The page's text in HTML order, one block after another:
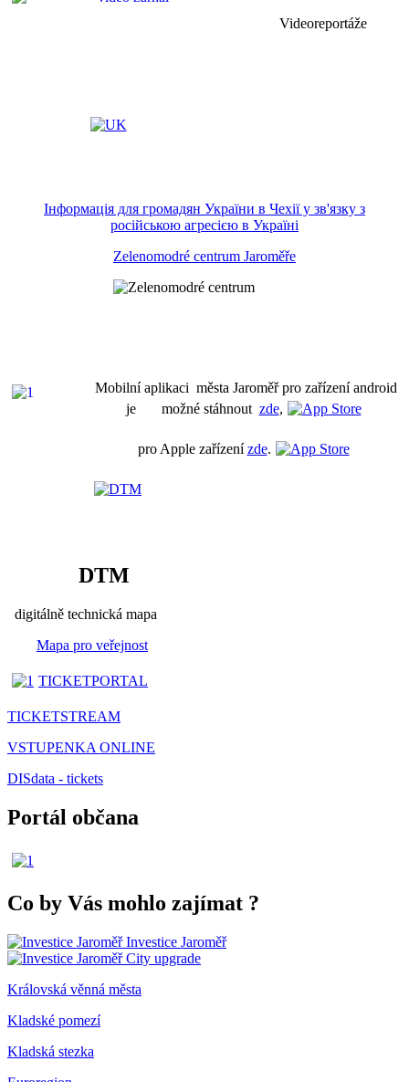
Videoreportáže
Інформація для громадян України в Чехії у зв'язку з
російською агресією в Україні
Zelenomodré centrum Jaroměře
Mobilní aplikaci města Jaroměř pro zařízení android
je možné stáhnout zde,
pro Apple zařízenízde.
DTM
digitálně technická mapa
Mapa pro veřejnost
TICKETPORTAL
TICKETSTREAM
VSTUPENKA ONLINE
DISdata - tickets
Portál občana
Co by Vás mohlo zajímat ?
Investice Jaroměř
City upgrade
Královská věnná města
Kladské pomezí
Kladská stezka